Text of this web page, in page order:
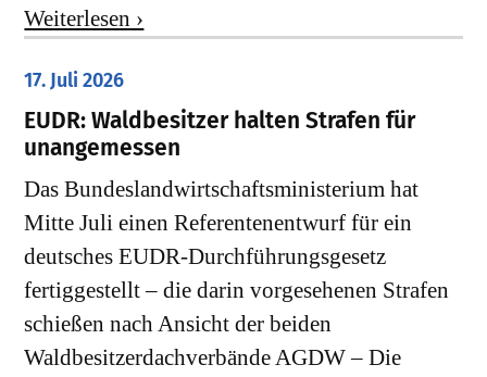
Weiterlesen ›
17. Juli 2026
EUDR: Waldbesitzer halten Strafen für
unangemessen
Das Bundeslandwirtschaftsministerium hat
Mitte Juli einen Referentenentwurf für ein
deutsches EUDR-Durchführungsgesetz
fertiggestellt – die darin vorgesehenen Strafen
schießen nach Ansicht der beiden
Waldbesitzerdachverbände AGDW – Die